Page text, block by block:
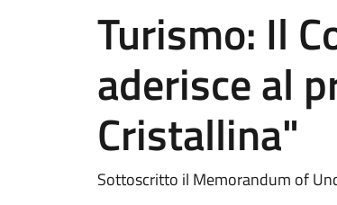
Turismo: Il
aderisce al
Cristallina"
Sottoscritto il Memorandum of